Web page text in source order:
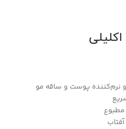
نرم‌کننده پوست و ساقه مو
مطبوع